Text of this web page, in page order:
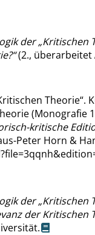
der„Kritischen
“(2., überarbeitet
Theorie“.
(Monografie
kritische
Peter Horn &
der„Kritischen
der Kritischen